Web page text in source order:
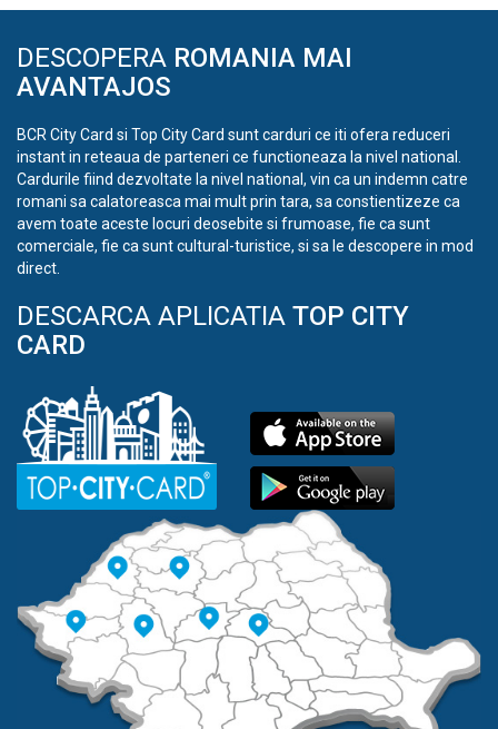
DESCOPERA ROMANIA MAI
AVANTAJOS
BCR City Card si Top City Card sunt carduri ce iti ofera reduceri
instant in reteaua de parteneri ce functioneaza la nivel national.
Cardurile fiind dezvoltate la nivel national, vin ca un indemn catre
romani sa calatoreasca mai mult prin tara, sa constientizeze ca
avem toate aceste locuri deosebite si frumoase, fie ca sunt
comerciale, fie ca sunt cultural-turistice, si sa le descopere in mod
direct.
DESCARCA APLICATIA TOP CITY
CARD